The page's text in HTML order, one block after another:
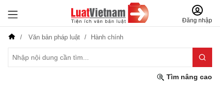
Đăng nhập
Văn bản pháp luật Hành chính
Tìm nâng cao